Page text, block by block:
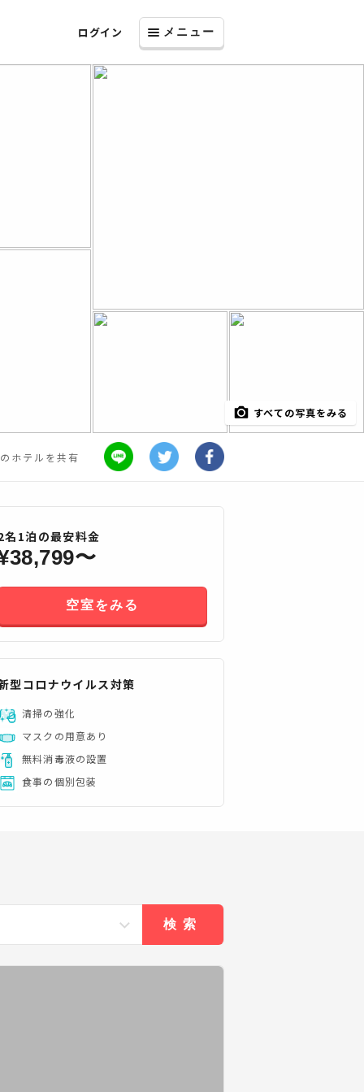
ログイン メニュー
すべての写真をみる
ホテルを共有
すべてみる
名 1泊の最安料金
38,799〜
空室をみる
型コロナウイルス対策
清掃の強化
マスクの用意あり
無料消毒液の設置
食事の個別包装
検索